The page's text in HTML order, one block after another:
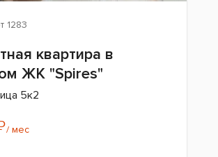
1283
квартира в
ЖК "Spires"
5к2
/ мес